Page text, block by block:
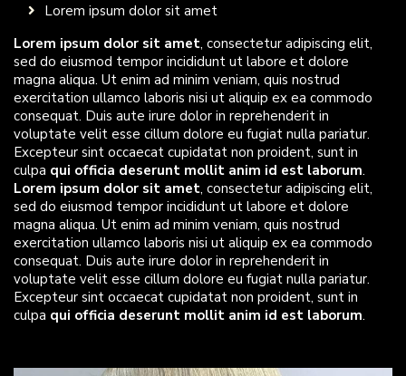
Lorem ipsum dolor sit amet
Lorem ipsum dolor sit amet, consectetur adipiscing elit,
sed do eiusmod tempor incididunt ut labore et dolore
magna aliqua. Ut enim ad minim veniam, quis nostrud
exercitation ullamco laboris nisi ut aliquip ex ea commodo
consequat. Duis aute irure dolor in reprehenderit in
voluptate velit esse cillum dolore eu fugiat nulla pariatur.
Excepteur sint occaecat cupidatat non proident, sunt in
culpa qui officia deserunt mollit anim id est laborum.
Lorem ipsum dolor sit amet, consectetur adipiscing elit,
sed do eiusmod tempor incididunt ut labore et dolore
magna aliqua. Ut enim ad minim veniam, quis nostrud
exercitation ullamco laboris nisi ut aliquip ex ea commodo
consequat. Duis aute irure dolor in reprehenderit in
voluptate velit esse cillum dolore eu fugiat nulla pariatur.
Excepteur sint occaecat cupidatat non proident, sunt in
culpa qui officia deserunt mollit anim id est laborum.